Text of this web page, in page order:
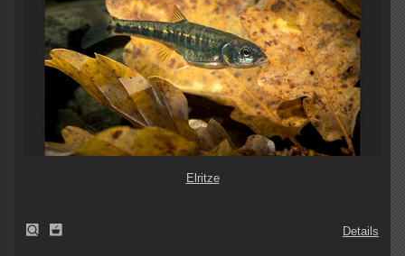
Elritze
Details